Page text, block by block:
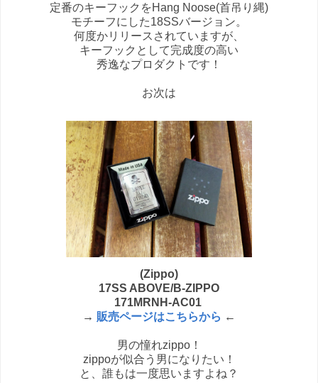
定番のキーフックをHang Noose(首吊り縄)
モチーフにした18SSバージョン。
何度かリリースされていますが、
キーフックとして完成度の高い
秀逸なプロダクトです！
お次は
(Zippo)
17SS ABOVE/B-ZIPPO
171MRNH-AC01
→ 販売ページはこちらから ←
男の憧れzippo！
zippoが似合う男になりたい！
と、誰もは一度思いますよね？